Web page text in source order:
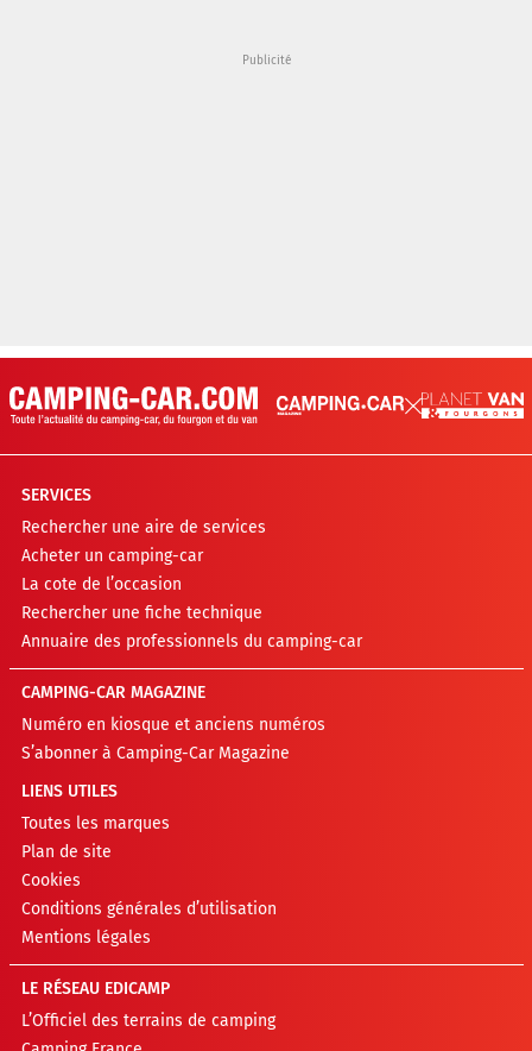
SERVICES
Rechercher une aire de services
Acheter un camping-car
La cote de l’occasion
Rechercher une fiche technique
Annuaire des professionnels du camping-car
CAMPING-CAR MAGAZINE
Numéro en kiosque et anciens numéros
S’abonner à Camping-Car Magazine
LIENS UTILES
Toutes les marques
Plan de site
Cookies
Conditions générales d’utilisation
Mentions légales
LE RÉSEAU EDICAMP
L’Officiel des terrains de camping